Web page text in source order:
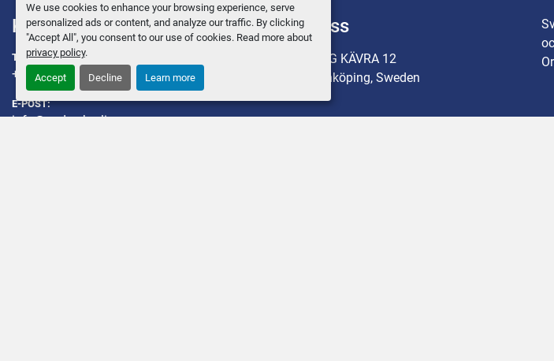
We use cookies to enhance your browsing experience, serve
personalized ads or content, and analyze our traffic. By clicking
"Accept All", you consent to our use of cookies. Read more about
privacy policy.
Accept Decline Learn more
Kontakta oss
TELEFON:
+46 (0)171-41 30 48
E-POST:
info@andersbrolin.se
hitta oss
ENKÖPING KÄVRA 12
745 95 Enköping, Sweden